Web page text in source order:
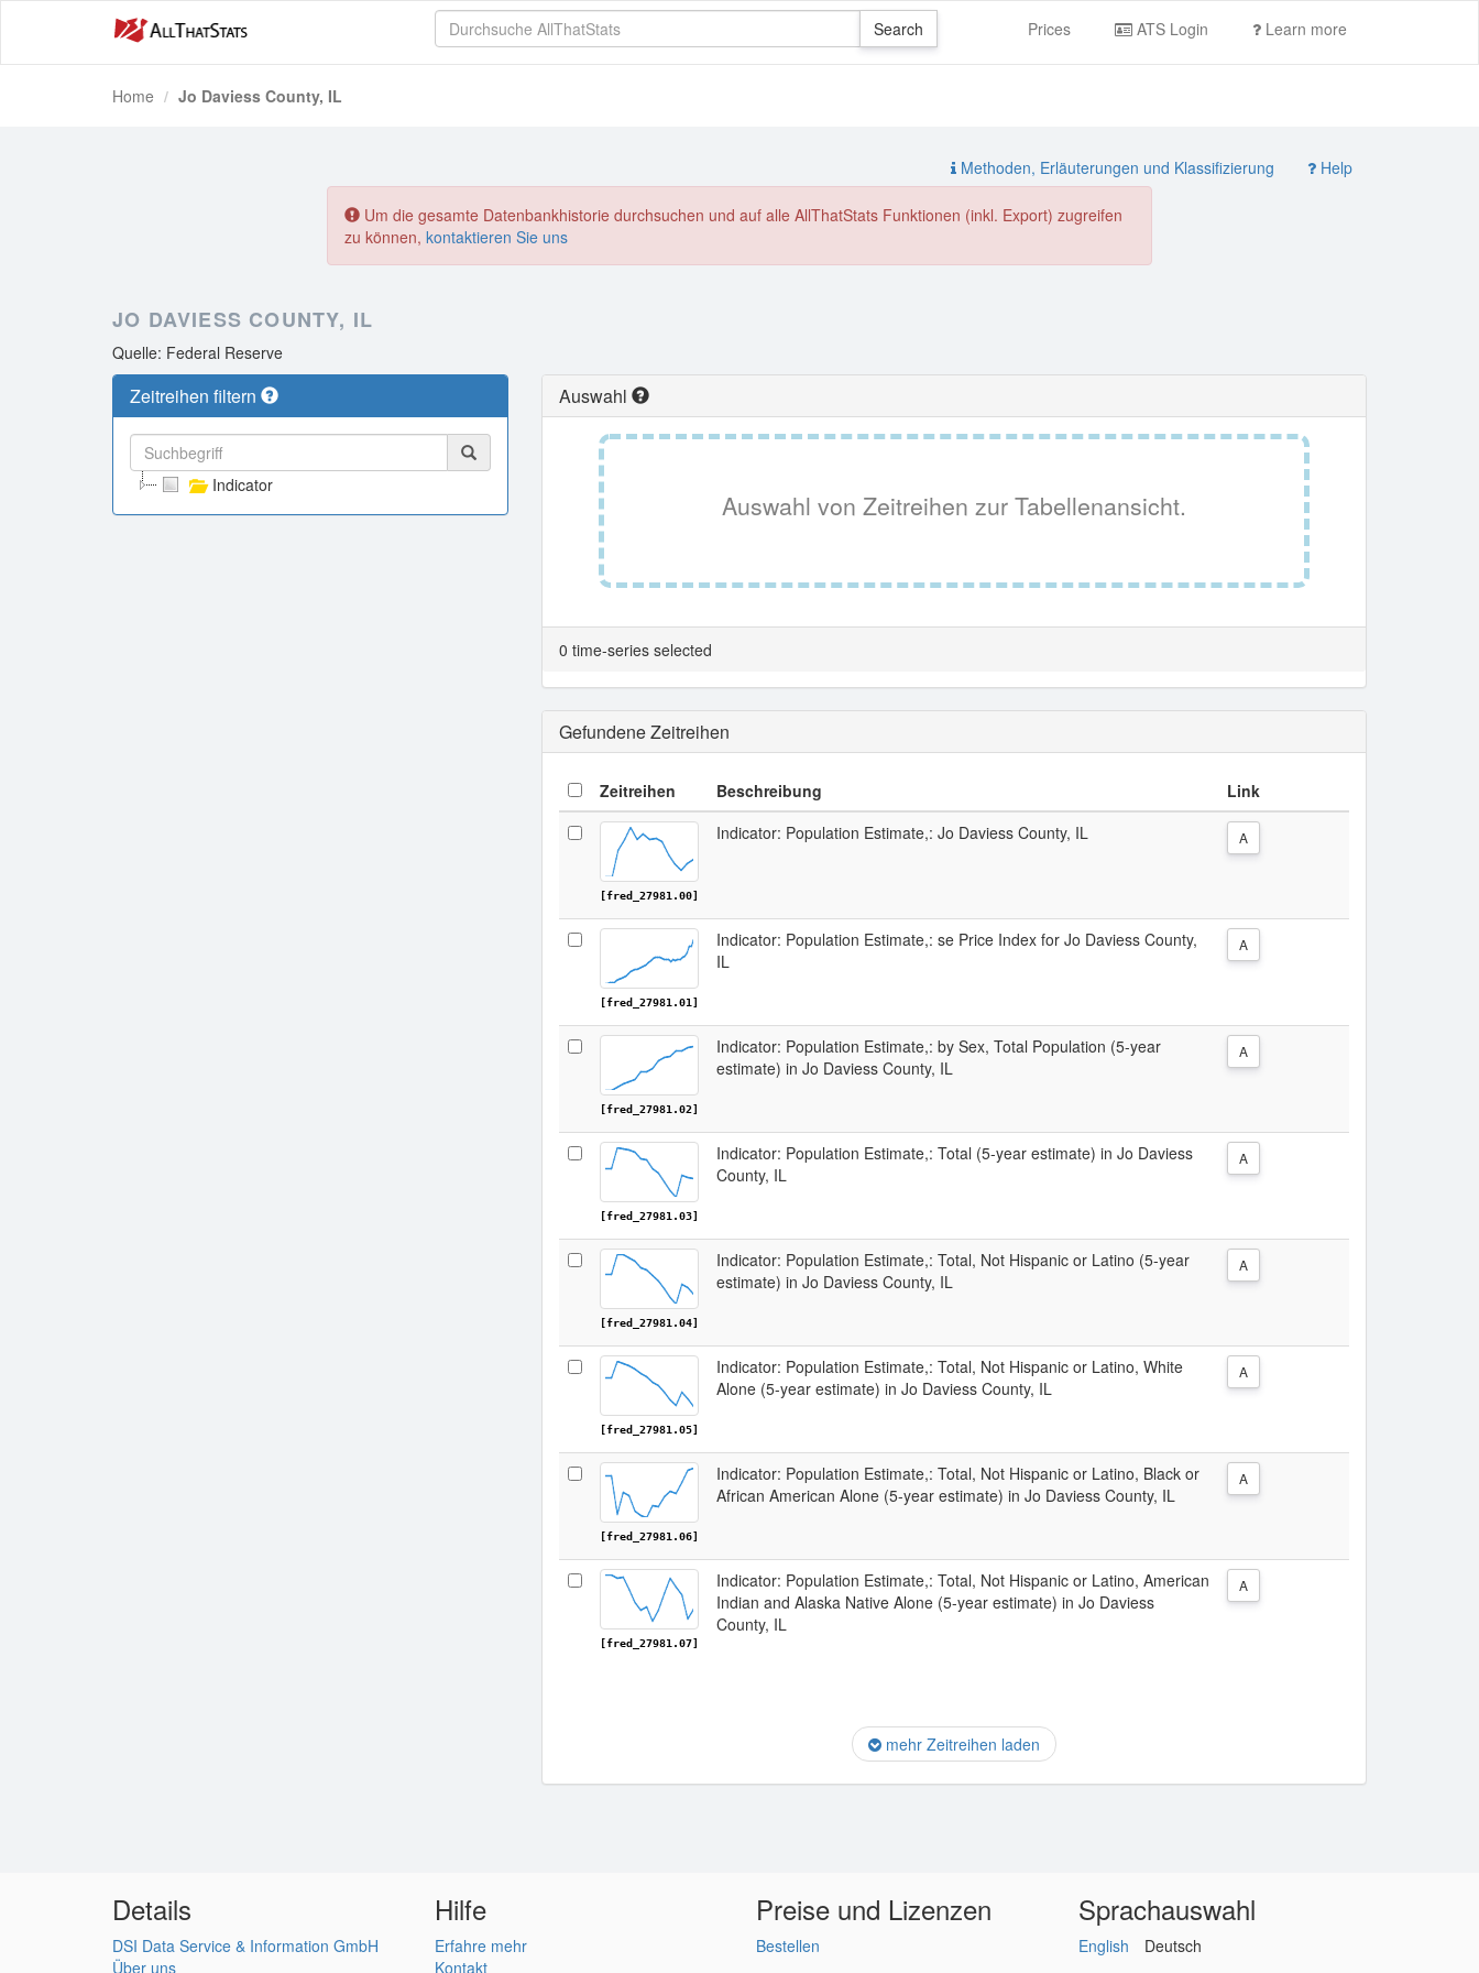
Prices ATS Login Learn more
Home Jo Daviess County, IL
Methoden, Erläuterungen und Klassifizierung Help
Um die gesamte Datenbankhistorie durchsuchen und auf alle AllThatStats Funktionen (inkl. Export) zugreifen
zu können, kontaktieren Sie uns
JO DAVIESS COUNTY, IL
Quelle: Federal Reserve
Zeitreihen filtern
Indicator
Auswahl
Auswahl von Zeitreihen zur Tabellenansicht.
0 time-series selected
Gefundene Zeitreihen
Zeitreihen Beschreibung Link
[fred_27981.00]
Indicator: Population Estimate,: Jo Daviess County, IL A
[fred_27981.01]
Indicator: Population Estimate,: se Price Index for Jo Daviess County,
IL
A
[fred_27981.02]
Indicator: Population Estimate,: by Sex, Total Population (5-year
estimate) in Jo Daviess County, IL
A
[fred_27981.03]
Indicator: Population Estimate,: Total (5-year estimate) in Jo Daviess
County, IL
A
[fred_27981.04]
Indicator: Population Estimate,: Total, Not Hispanic or Latino (5-year
estimate) in Jo Daviess County, IL
A
[fred_27981.05]
Indicator: Population Estimate,: Total, Not Hispanic or Latino, White
Alone (5-year estimate) in Jo Daviess County, IL
A
[fred_27981.06]
Indicator: Population Estimate,: Total, Not Hispanic or Latino, Black or
African American Alone (5-year estimate) in Jo Daviess County, IL
A
[fred_27981.07]
Indicator: Population Estimate,: Total, Not Hispanic or Latino, American
Indian and Alaska Native Alone (5-year estimate) in Jo Daviess
County, IL
A
mehr Zeitreihen laden
Details
DSI Data Service & Information GmbH
Über uns
Hilfe
Erfahre mehr
Kontakt
Preise und Lizenzen
Bestellen
Sprachauswahl
English Deutsch